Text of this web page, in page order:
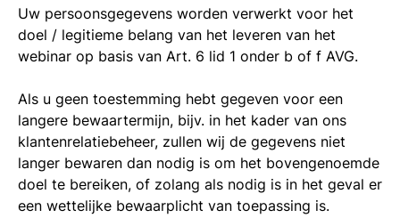
Uw persoonsgegevens worden verwerkt voor het
doel / legitieme belang van het leveren van het
webinar op basis van Art. 6 lid 1 onder b of f AVG.
Als u geen toestemming hebt gegeven voor een
langere bewaartermijn, bijv. in het kader van ons
klantenrelatiebeheer, zullen wij de gegevens niet
langer bewaren dan nodig is om het bovengenoemde
doel te bereiken, of zolang als nodig is in het geval er
een wettelijke bewaarplicht van toepassing is.